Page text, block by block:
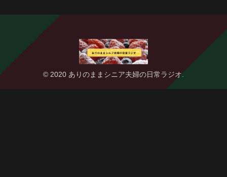
© 2020 ありのままシニア夫婦の日常ラジオ.